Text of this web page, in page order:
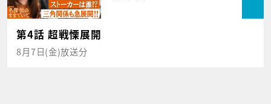
第4話 超戦慄展開
8月7日(金)放送分